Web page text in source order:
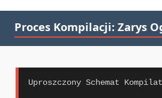
Proces Kompilacji: Zarys
Uproszczony Schemat